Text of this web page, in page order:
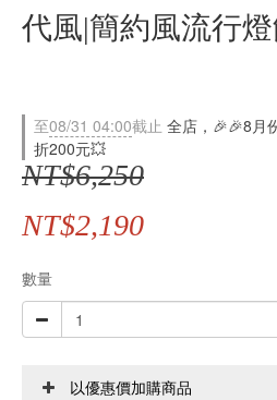
代風|簡約風流行
至08/31 04:00截止 全店，🎉🎉8月
折200元💥
NT$6,250
NT$2,190
數量
以優惠價加購商品